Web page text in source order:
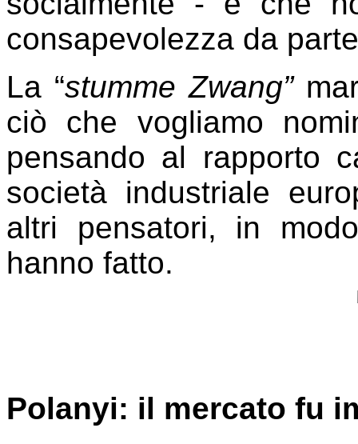
consapevolezza da
La “stumme Zwang”
ciò che vogliamo
pensando al rapporto
società industriale
altri pensatori, in
hanno fatto.
Polanyi: il mercato fu